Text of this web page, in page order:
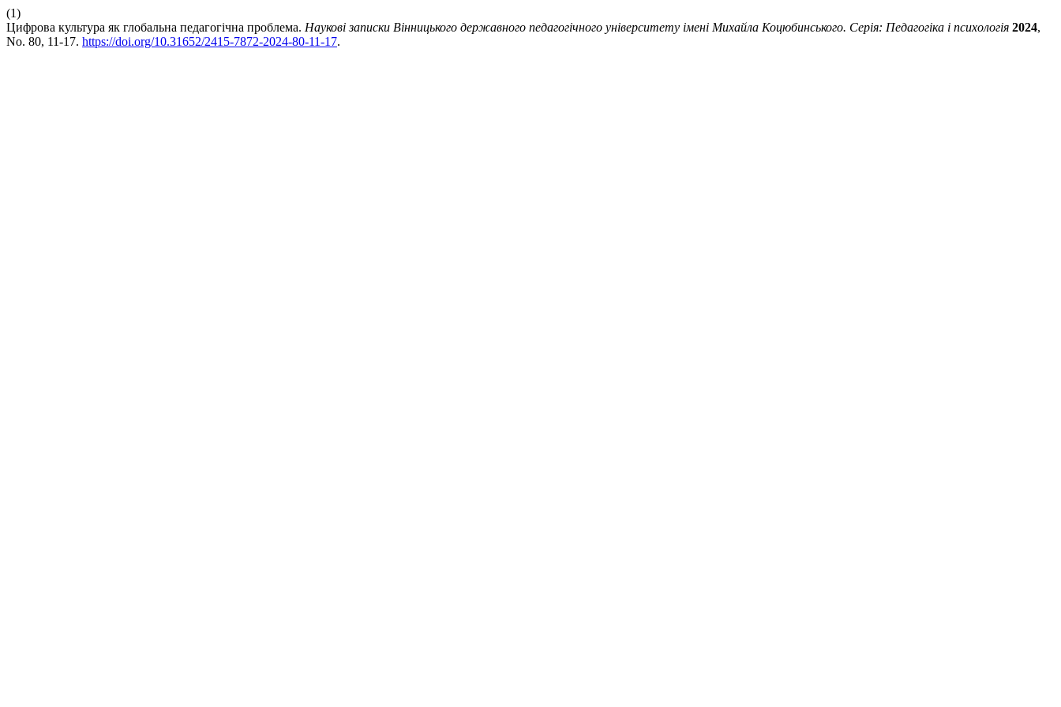
(1)
Цифрова культура як глобальна педагогічна проблема. Наукові записки Вінницького державного педагогічного університету імені Михайла Коцюбинського. Серія: Педагогіка і психологія 2024,
No. 80, 11-17. https://doi.org/10.31652/2415-7872-2024-80-11-17.